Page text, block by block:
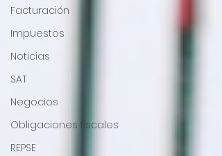
Facturación
Impuestos
Noticias
SAT
Negocios
Obligaciones fiscales
REPSE